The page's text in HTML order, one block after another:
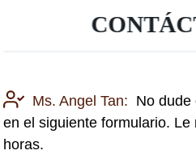
Ms. Angel Tan: No dude
en el siguiente formulario.
horas.